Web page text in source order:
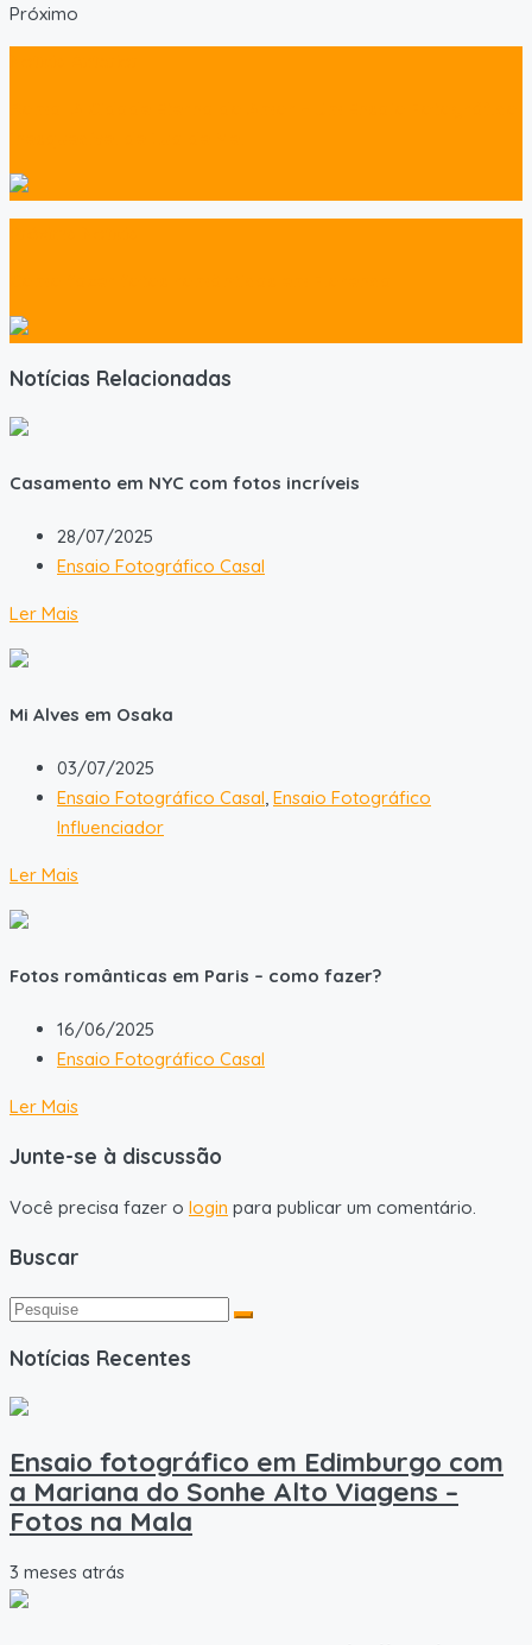
Próximo
Notícias Relacionadas
Casamento em NYC com fotos incríveis
28/07/2025
Ensaio Fotográfico Casal
Ler Mais
Mi Alves em Osaka
03/07/2025
Ensaio Fotográfico Casal Ensaio Fotográfico
Influenciador
Ler Mais
Fotos românticas em Paris – como fazer?
16/06/2025
Ensaio Fotográfico Casal
Ler Mais
Junte-se à discussão
Você precisa fazer o login para publicar um comentário.
Buscar
Notícias Recentes
Ensaio fotográfico em Edimburgo com
a Mariana do Sonhe Alto Viagens –
Fotos na Mala
3 meses atrás